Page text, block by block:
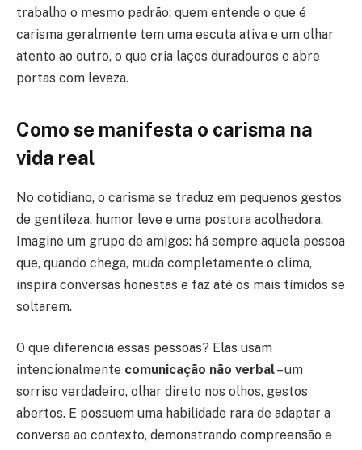
trabalho o mesmo padrão: quem entende o que é
carisma geralmente tem uma escuta ativa e um olhar
atento ao outro, o que cria laços duradouros e abre
portas com leveza.
Como se manifesta o carisma na
vida real
No cotidiano, o carisma se traduz em pequenos gestos
de gentileza, humor leve e uma postura acolhedora.
Imagine um grupo de amigos: há sempre aquela pessoa
que, quando chega, muda completamente o clima,
inspira conversas honestas e faz até os mais tímidos se
soltarem.
O que diferencia essas pessoas? Elas usam
intencionalmente comunicação não verbal– um
sorriso verdadeiro, olhar direto nos olhos, gestos
abertos. E possuem uma habilidade rara de adaptar a
conversa ao contexto, demonstrando compreensão e